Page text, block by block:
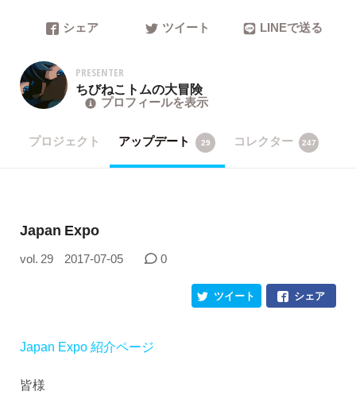
シェア ツイート LINEで送る
PRESENTER
ちびねこトムの大冒険
プロフィールを表示
プロジェクト アップデート 29 コレクター 247
Japan Expo
vol. 29 2017-07-05 0
シェア
ツイート
Japan Expo 紹介ページ
皆様